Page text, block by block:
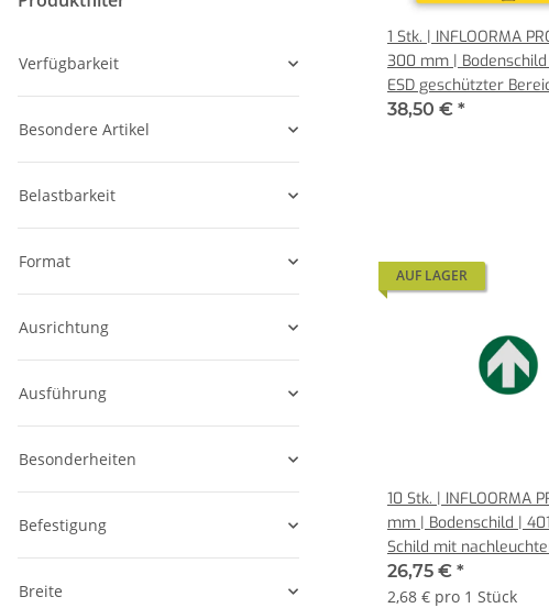
1 Stk. | INFLOORMA
300 mm |
ESD geschützter
38,50 € *
AUF LAGER
10 Stk. | INFLOORMA
mm | Bodenschild |
Schild mit
26,75 € *
2,68 € pro 1 Stück
Verfügbarkeit
Besondere Artikel
Belastbarkeit
Format
Ausrichtung
Ausführung
Besonderheiten
Befestigung
Breite